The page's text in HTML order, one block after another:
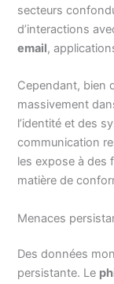
secteurs
d’interactions
email,
Cependant, bien
massivement
l’identité et des
communication
les expose à des
matière de
Menaces
Des données
persistante. Le